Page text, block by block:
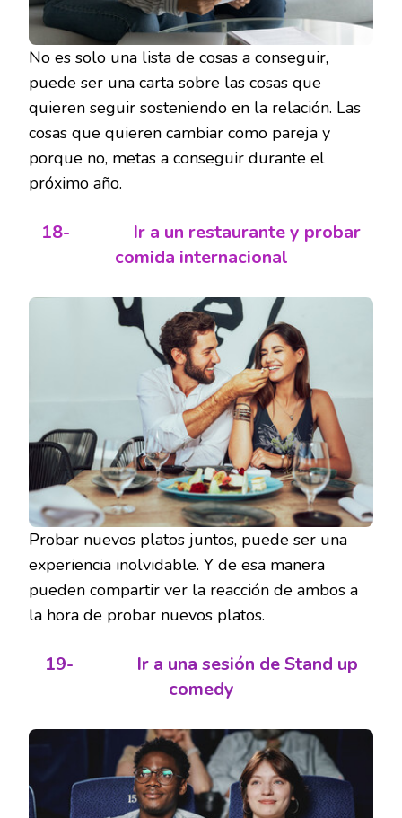
No es solo una lista de cosas a conseguir,
puede ser una carta sobre las cosas que
quieren seguir sosteniendo en la relación. Las
cosas que quieren cambiar como pareja y
porque no, metas a conseguir durante el
próximo año.
18-
Ir a un restaurante y probar
comida internacional
Probar nuevos platos juntos, puede ser una
experiencia inolvidable. Y de esa manera
pueden compartir ver la reacción de ambos a
la hora de probar nuevos platos.
19-
Ir a una sesión de Stand up
comedy